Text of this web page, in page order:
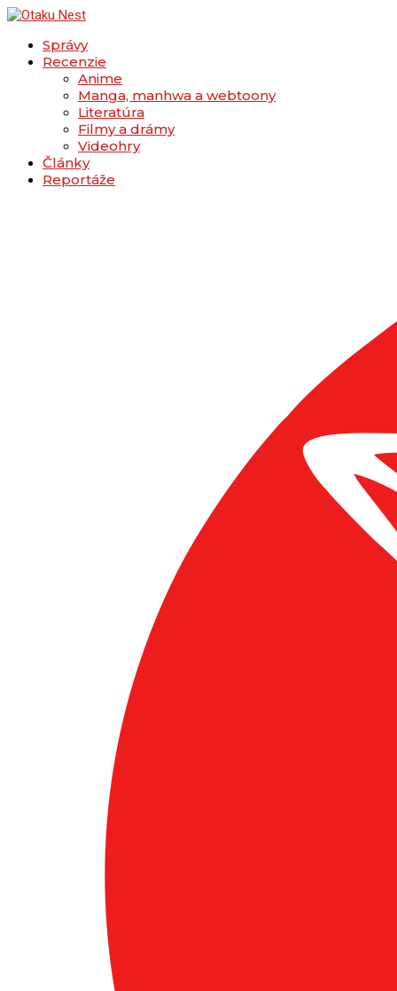
Správy
Recenzie
Anime
Manga, manhwa a webtoony
Literatúra
Filmy a drámy
Videohry
Články
Reportáže